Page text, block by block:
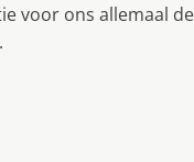
voor ons allemaal de